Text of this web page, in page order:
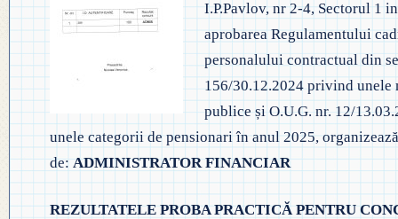
◎ ACHIZIȚII
◎ DOCUMENTE UTILE
◎ REGULAMENT INTERN
◎ REGULAMENT ORGANIZARE
◎ FIȘĂ EVALUARE PERSONAL
◎ GHID ÎNVĂȚĂMÂNT
◎ CRITERII DE DEPARTAJARE
◎ ORDIN PRIVIND ÎNSCRIEREA
PREȘCOLAR 2025-2026
◎
◎
◎
I.P.Pavlov, nr 2-4, Sectorul 1
aprobarea Regulamentului
personalului contractual din
156/30.12.2024 privind
publice și O.U.G. nr. 12/
unele categorii de pensionari în anul 2025,
de:ADMINISTRATOR FINANCIAR
REZULTATELE PROBA PRACTICĂ PENTRU